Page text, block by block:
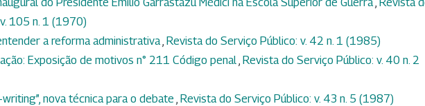
105 n. 1 (1970)
a reforma administrativa Revista do Serviço Público: v. 42 n. 1 (1985)
Exposição de motivos n° 211 Código penal Revista do Serviço Público: v. 40 n. 2
writing”, nova técnica para o debate Revista do Serviço Público: v. 43 n. 5 (1987)